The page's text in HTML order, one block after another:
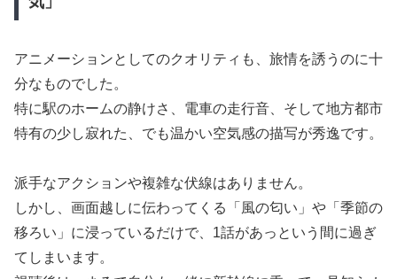
アニメーションとしてのクオリティも、旅情を誘うのに十
分なものでした。
特に駅のホームの静けさ、電車の走行音、そして地方都市
特有の少し寂れた、でも温かい空気感の描写が秀逸です。
派手なアクションや複雑な伏線はありません。
しかし、画面越しに伝わってくる「風の匂い」や「季節の
移ろい」に浸っているだけで、1話があっという間に過ぎ
てしまいます。